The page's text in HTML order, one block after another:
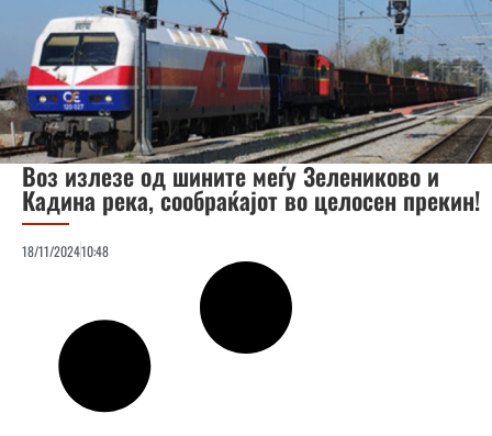
Воз излезе од шините меѓу Зелениково и
Кадина река, сообраќајот во целосен прекин!
18/11/202410:48